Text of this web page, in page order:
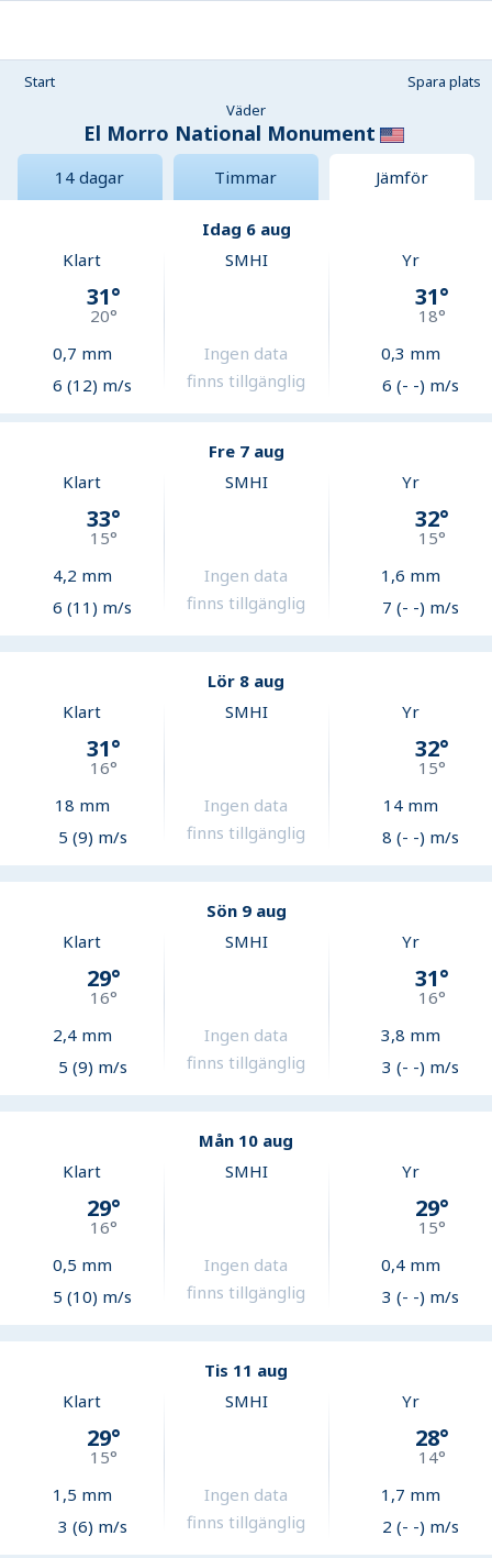
Start
Spara plats
Väder
El Morro National Monument
14 dagar Timmar Jämför
Idag 6 aug
Klart
31°
20°
0,7 mm
6 (12) m/s
SMHI
Ingen data
finns tillgänglig
Yr
31°
18°
0,3 mm
6 (- -) m/s
Fre 7 aug
Klart
33°
15°
4,2 mm
6 (11) m/s
SMHI
Ingen data
finns tillgänglig
Yr
32°
15°
1,6 mm
7 (- -) m/s
Lör 8 aug
Klart
31°
16°
18 mm
5 (9) m/s
SMHI
Ingen data
finns tillgänglig
Yr
32°
15°
14mm
8 (- -) m/s
Sön 9 aug
Klart
29°
16°
2,4mm
5 (9) m/s
SMHI
Ingen data
finns tillgänglig
Yr
31°
16°
3,8 mm
3 (- -) m/s
Mån 10 aug
Klart
29°
16°
0,5 mm
5 (10) m/s
SMHI
Ingen data
finns tillgänglig
Yr
29°
15°
0,4mm
3 (- -) m/s
Tis 11 aug
Klart
29°
15°
1,5 mm
3 (6) m/s
SMHI
Ingen data
finns tillgänglig
Yr
28°
14°
1,7 mm
2 (- -) m/s